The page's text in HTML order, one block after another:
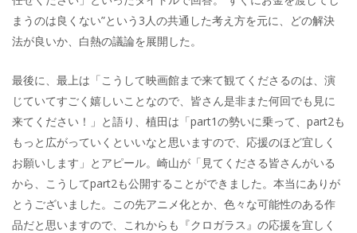
まうのは良くない”という3人の共通した考え方を元に、どの解決
法が良いか、白熱の議論を展開した。
最後に、最上は「こうして映画館まで来て観てくださるのは、演
じていてすごく嬉しいことなので、皆さん是非また何回でも見に
来てください！」と語り、植田は「part1の勢いに乗って、part2も
もっと広がっていくといいなと思いますので、応援のほど宜しく
お願いします」とアピール。崎山が「見てくださる皆さんがいる
から、こうしてpart2も公開することができました。本当にありが
とうございました。この先アニメ化とか、色々な可能性のある作
品だと思いますので、これからも『クロガラス』の応援を宜しく